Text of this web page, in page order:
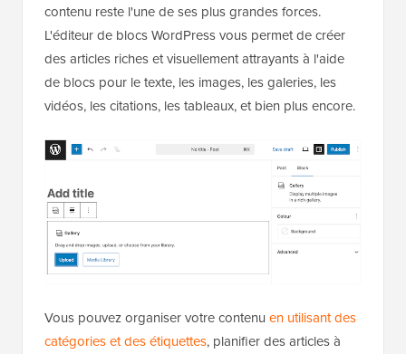
contenu reste l'une de ses plus grandes forces.
L'éditeur de blocs WordPress vous permet de créer
des articles riches et visuellement attrayants à l'aide
de blocs pour le texte, les images, les galeries, les
vidéos, les citations, les tableaux, et bien plus encore.
Vous pouvez organiser votre contenu en utilisant des
catégories et des étiquettes, planifier des articles à